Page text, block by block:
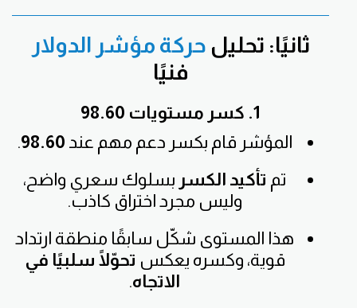
ثانيًا: تحليل حركة مؤشر الدولار
فنيًا
1. كسر مستويات 98.60
المؤشر قام بكسر دعم مهم عند 98.60
.
تم تأكيد الكسر بسلوك سعري واضح،
وليس مجرد اختراق كاذب.
هذا المستوى شكّل سابقًا منطقة ارتداد
قوية، وكسره يعكس تحوّلًا سلبيًا في
الاتجاه.